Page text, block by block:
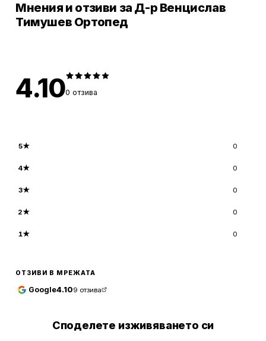
Мнения и отзиви за Д-р Венцислав
Тимушев Ортопед
4.100 отзива
5★ 0
4★ 0
3★ 0
2★ 0
1★ 0
ОТЗИВИ В МРЕЖАТА
Google4.109 отзива
Споделете изживяването си